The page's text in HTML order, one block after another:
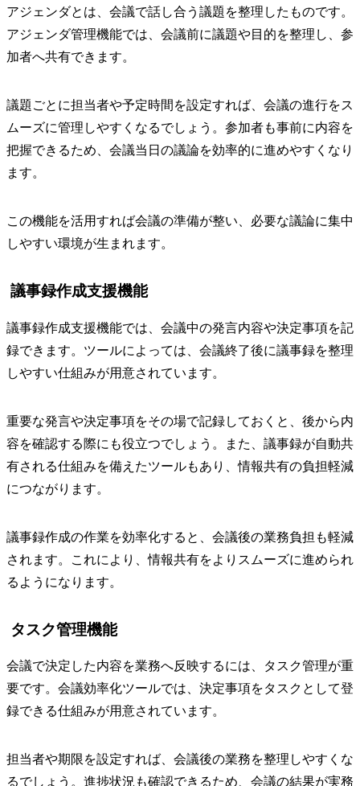
アジェンダとは、会議で話し合う議題を整理したものです。
アジェンダ管理機能では、会議前に議題や目的を整理し、参
加者へ共有できます。
議題ごとに担当者や予定時間を設定すれば、会議の進行をス
ムーズに管理しやすくなるでしょう。参加者も事前に内容を
把握できるため、会議当日の議論を効率的に進めやすくなり
ます。
この機能を活用すれば会議の準備が整い、必要な議論に集中
しやすい環境が生まれます。
議事録作成支援機能
議事録作成支援機能では、会議中の発言内容や決定事項を記
録できます。ツールによっては、会議終了後に議事録を整理
しやすい仕組みが用意されています。
重要な発言や決定事項をその場で記録しておくと、後から内
容を確認する際にも役立つでしょう。また、議事録が自動共
有される仕組みを備えたツールもあり、情報共有の負担軽減
につながります。
議事録作成の作業を効率化すると、会議後の業務負担も軽減
されます。これにより、情報共有をよりスムーズに進められ
るようになります。
タスク管理機能
会議で決定した内容を業務へ反映するには、タスク管理が重
要です。会議効率化ツールでは、決定事項をタスクとして登
録できる仕組みが用意されています。
担当者や期限を設定すれば、会議後の業務を整理しやすくな
るでしょう。進捗状況も確認できるため、会議の結果が実務